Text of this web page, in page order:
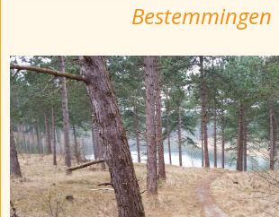
Bestemmingen